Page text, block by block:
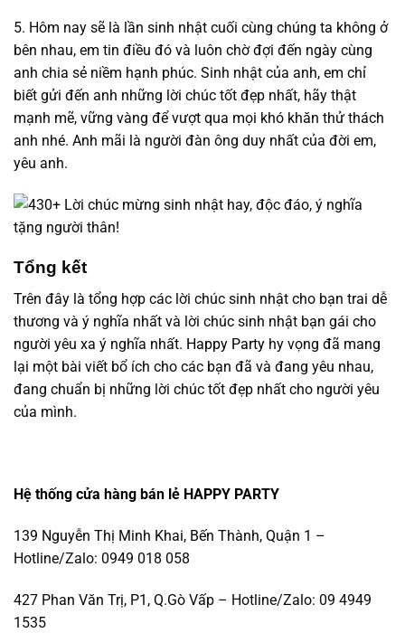
5. Hôm nay sẽ là lần sinh nhật cuối cùng chúng ta không ở
bên nhau, em tin điều đó và luôn chờ đợi đến ngày cùng
anh chia sẻ niềm hạnh phúc. Sinh nhật của anh, em chỉ
biết gửi đến anh những lời chúc tốt đẹp nhất, hãy thật
mạnh mẽ, vững vàng để vượt qua mọi khó khăn thử thách
anh nhé. Anh mãi là người đàn ông duy nhất của đời em,
yêu anh.
Tổng kết
Trên đây là tổng hợp các lời chúc sinh nhật cho bạn trai dễ
thương và ý nghĩa nhất và lời chúc sinh nhật bạn gái cho
người yêu xa ý nghĩa nhất. Happy Party hy vọng đã mang
lại một bài viết bổ ích cho các bạn đã và đang yêu nhau,
đang chuẩn bị những lời chúc tốt đẹp nhất cho người yêu
của mình.
Hệ thống cửa hàng bán lẻ HAPPY PARTY
139 Nguyễn Thị Minh Khai, Bến Thành, Quận 1 –
Hotline/Zalo: 0949 018 058
427 Phan Văn Trị, P1, Q.Gò Vấp – Hotline/Zalo: 09 4949
1535